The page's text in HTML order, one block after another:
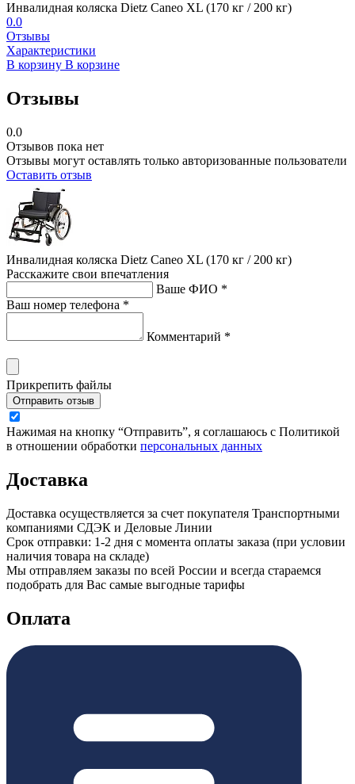
Инвалидная коляска Dietz Caneo XL (170 кг / 200 кг)
0.0
Отзывы
Характеристики
В корзину В корзине
Отзывы
0.0
Отзывов пока нет
Отзывы могут оставлять только авторизованные пользователи
Оставить отзыв
Инвалидная коляска Dietz Caneo XL (170 кг / 200 кг)
Расскажите свои впечатления
Ваше ФИО *
Ваш номер телефона *
Комментарий *
Прикрепить файлы
Отправить отзыв
Нажимая на кнопку “Отправить”, я соглашаюсь с Политикой
в отношении обработки персональных данных
Доставка
Доставка осуществляется за счет покупателя Транспортными
компаниями СДЭК и Деловые Линии
Срок отправки: 1-2 дня с момента оплаты заказа (при условии
наличия товара на складе)
Мы отправляем заказы по всей России и всегда стараемся
подобрать для Вас самые выгодные тарифы
Оплата